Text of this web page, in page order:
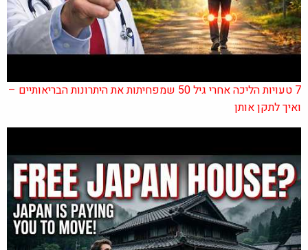
7 טעויות הליכה אחרי גיל 50 שמפחיתות את היתרונות הבריאותיים –
ואיך לתקן אותן